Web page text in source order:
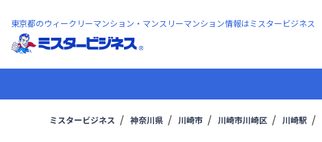
東京都のウィークリーマンション・マンスリーマンション情報はミスタービジネス
ミスタービジネス 神奈川県 川崎市 川崎市川崎区 川崎駅